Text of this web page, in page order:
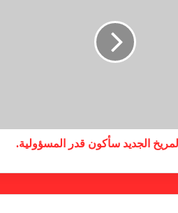
الجديد سأكون قدر المسؤولية.